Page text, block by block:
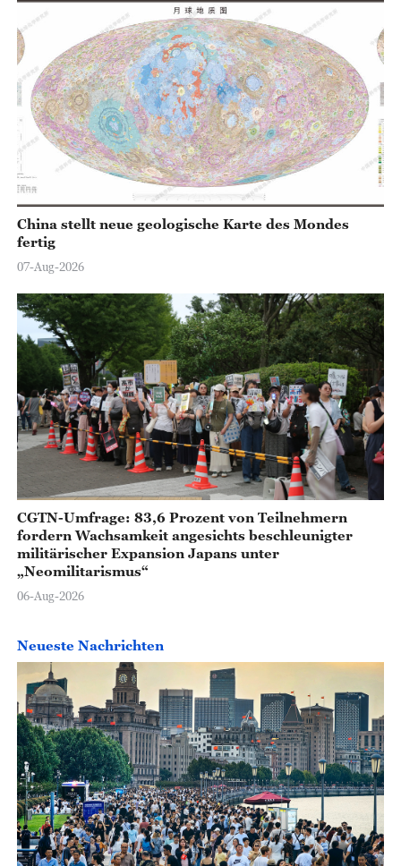
China stellt neue geologische Karte des Mondes
fertig
07-Aug-2026
CGTN-Umfrage: 83,6 Prozent von Teilnehmern
fordern Wachsamkeit angesichts beschleunigter
militärischer Expansion Japans unter
„Neomilitarismus“
06-Aug-2026
Neueste Nachrichten